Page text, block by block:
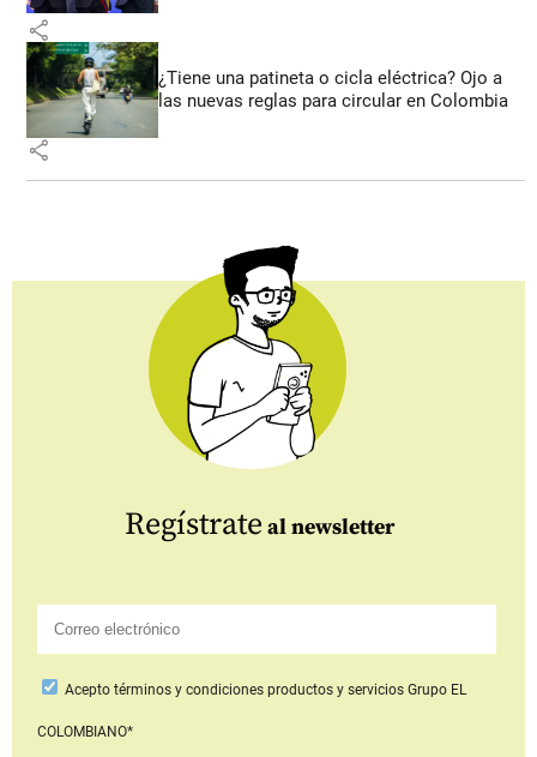
share
¿Tiene una patineta o cicla eléctrica? Ojo a
las nuevas reglas para circular en Colombia
share
Regístrate al newsletter
Aceptotérminos y condiciones productos y serviciosGrupo EL
COLOMBIANO*